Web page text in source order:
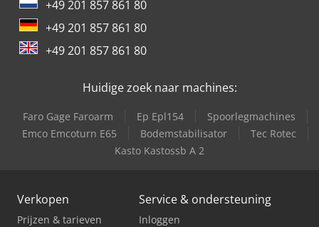
+49 201 857 861 80
+49 201 857 861 80
+49 201 857 861 80
Huidige zoek naar machines:
Faro Gage Faroarm Ep Epl154
Spoorlegmachines
Emco Emcoturn E65
Bodemstabilisator
Tec Rotec
Kasto Kastossb A 2
Verkopen
Prijzen & tarieven
Service & ondersteuning
Inloggen